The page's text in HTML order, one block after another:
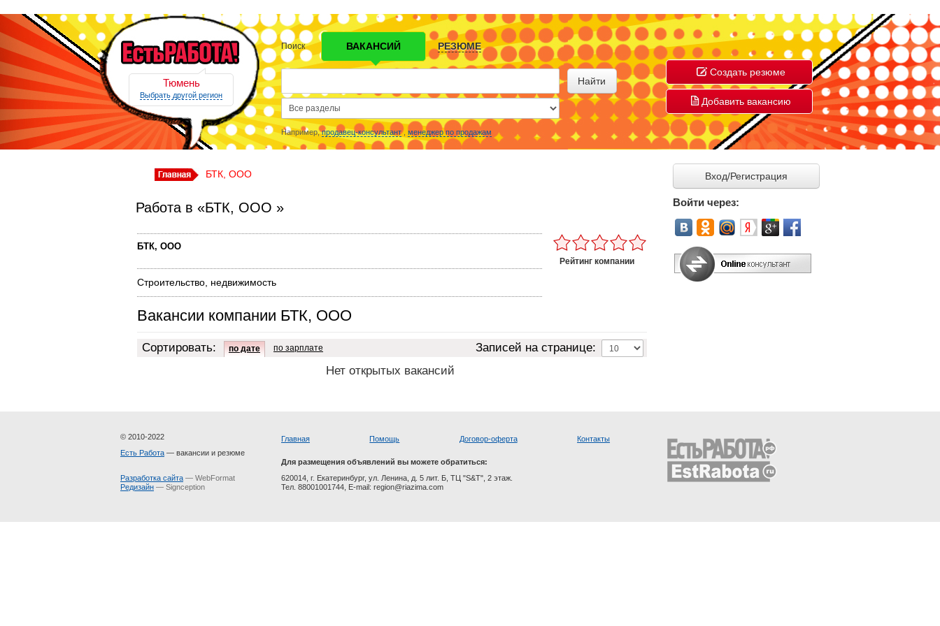
Тюмень
Выбрать другой регион
Поиск ВАКАНСИЙ РЕЗЮМЕ
Найти
Например,продавец-консультант, менеджер по продажам
Создать резюме
Добавить вакансию
БТК, ООО
Работа в «БТК, ООО »
Рейтинг компании
БТК, ООО
Строительство, недвижимость
Вакансии компании БТК, ООО
Записей на странице:
Сортировать: по дате по зарплате
Нет открытых вакансий
Вход/Регистрация
Войти через:
© 2010-2022
Есть Работа — вакансии и резюме
Разработка сайта — WebFormat
Редизайн — Signception
Главная Помощь Договор-оферта Контакты
Для размещения объявлений вы можете обратиться:
620014, г. Екатеринбург, ул. Ленина, д. 5 лит. Б, ТЦ "S&T", 2 этаж.
Тел. 88001001744, E-mail: region@riazima.com